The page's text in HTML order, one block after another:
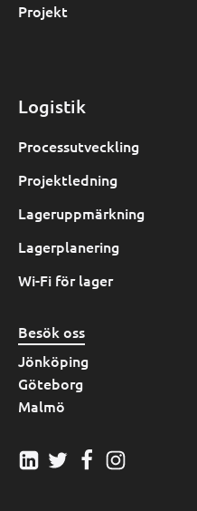
Projekt
Logistik
Processutveckling
Projektledning
Lageruppmärkning
Lagerplanering
Wi-Fi för lager
Besök oss
Jönköping
Göteborg
Malmö